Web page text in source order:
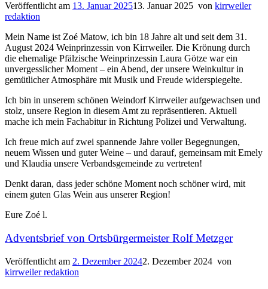
Veröffentlicht am 13. Januar 202513. Januar 2025 von kirrweiler
redaktion
Mein Name ist Zoé Matow, ich bin 18 Jahre alt und seit dem 31.
August 2024 Weinprinzessin von Kirrweiler. Die Krönung durch
die ehemalige Pfälzische Weinprinzessin Laura Götze war ein
unvergesslicher Moment – ein Abend, der unsere Weinkultur in
gemütlicher Atmosphäre mit Musik und Freude widerspiegelte.
Ich bin in unserem schönen Weindorf Kirrweiler aufgewachsen und
stolz, unsere Region in diesem Amt zu repräsentieren. Aktuell
mache ich mein Fachabitur in Richtung Polizei und Verwaltung.
Ich freue mich auf zwei spannende Jahre voller Begegnungen,
neuem Wissen und guter Weine – und darauf, gemeinsam mit Emely
und Klaudia unsere Verbandsgemeinde zu vertreten!
Denkt daran, dass jeder schöne Moment noch schöner wird, mit
einem guten Glas Wein aus unserer Region!
Eure Zoé l.
Adventsbrief von Ortsbürgermeister Rolf Metzger
Veröffentlicht am 2. Dezember 20242. Dezember 2024 von
kirrweiler redaktion